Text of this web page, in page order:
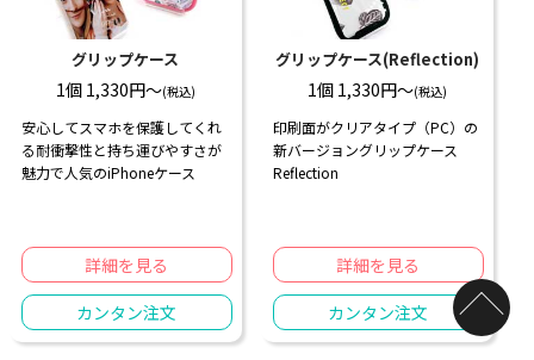
グリップケース
1個 1,330円〜(税込)
安心してスマホを保護してくれ
る耐衝撃性と持ち運びやすさが
魅力で人気のiPhoneケース
詳細を見る
カンタン注文
グリップケース(Reflection)
1個 1,330円〜(税込)
印刷面がクリアタイプ（PC）の
新バージョングリップケース
Reflection
詳細を見る
カンタン注文